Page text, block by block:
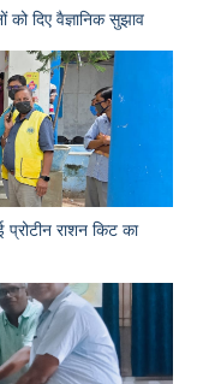
दिए वैज्ञानिक सुझाव
प्रोटीन राशन किट का